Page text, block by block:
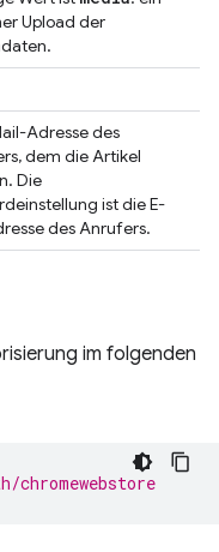
Upload der
Adresse des
dem die Artikel
Die
ist die E-
des Anrufers.
im folgenden
chromewebstore